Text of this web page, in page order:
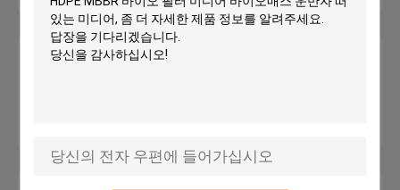
플라스틱 필터 매체
바이오 셀 필터 매체
2026-05-20 17:14:07